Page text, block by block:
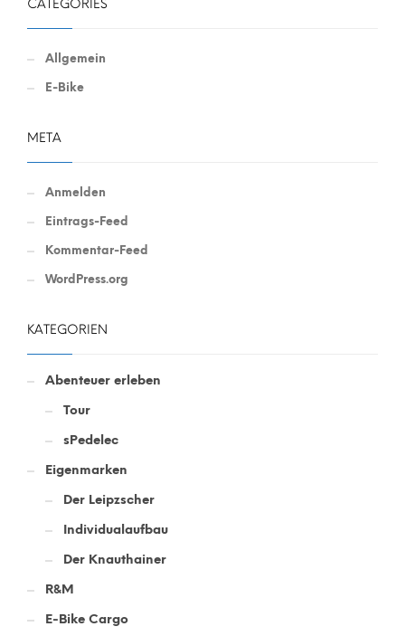
CATEGORIES
Allgemein
E-Bike
META
Anmelden
Eintrags-Feed
Kommentar-Feed
WordPress.org
KATEGORIEN
Abenteuer erleben
Tour
sPedelec
Eigenmarken
Der Leipzscher
Individualaufbau
Der Knauthainer
R&M
E-Bike Cargo